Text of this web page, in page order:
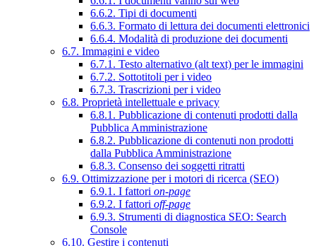
6.6.2. Tipi di documenti
6.6.3. Formato di lettura dei documenti elettronici
6.6.4. Modalità di produzione dei documenti
6.7. Immagini e video
6.7.1. Testo alternativo (alt text) per le immagini
6.7.2. Sottotitoli per i video
6.7.3. Trascrizioni per i video
6.8. Proprietà intellettuale e privacy
6.8.1. Pubblicazione di contenuti prodotti dalla
Pubblica Amministrazione
6.8.2. Pubblicazione di contenuti non prodotti
dalla Pubblica Amministrazione
6.8.3. Consenso dei soggetti ritratti
6.9. Ottimizzazione per i motori di ricerca (SEO)
6.9.1. I fattori on-page
6.9.2. I fattori off-page
6.9.3. Strumenti di diagnostica SEO: Search
Console
6.10. Gestire i contenuti